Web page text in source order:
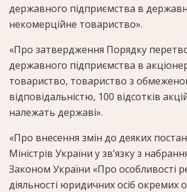
державного підприємства в
некомерційне товариство».
«Про затвердження Порядку
державного підприємства в
товариство, товариство з
відповідальністю, 100 відсотків
належать державі».
«Про внесення змін до деяких
Міністрів України у зв’язку з
Законом України «Про особливості
діяльності юридичних осіб окремих